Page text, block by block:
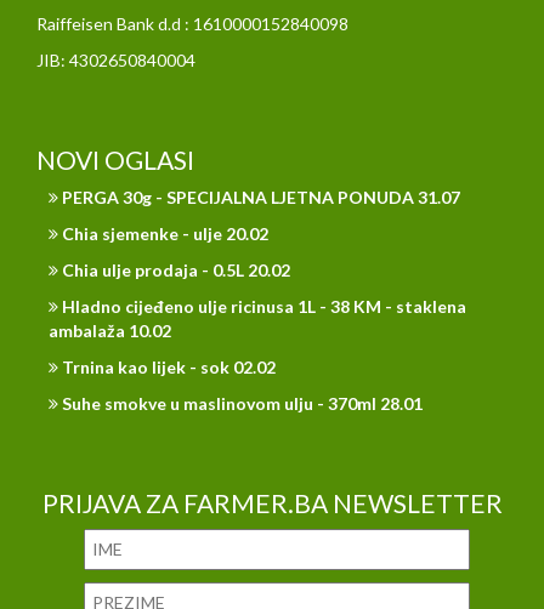
Raiffeisen Bank d.d : 1610000152840098
JIB: 4302650840004
NOVI OGLASI
PERGA 30g - SPECIJALNA LJETNA PONUDA 31.07
Chia sjemenke - ulje 20.02
Chia ulje prodaja - 0.5L 20.02
Hladno cijeđeno ulje ricinusa 1L - 38 KM - staklena
ambalaža 10.02
Trnina kao lijek - sok 02.02
Suhe smokve u maslinovom ulju - 370ml 28.01
PRIJAVA ZA FARMER.BA NEWSLETTER